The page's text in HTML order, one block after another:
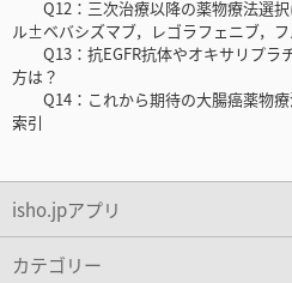
Q12：三次治療以降の薬物療法選
ル±ベバシズマブ，レゴラフェニブ，
Q13：抗EGFR抗体やオキサリプラ
方は？
Q14：これから期待の大腸癌薬物療
索引
isho.jpアプリ
カテゴリー